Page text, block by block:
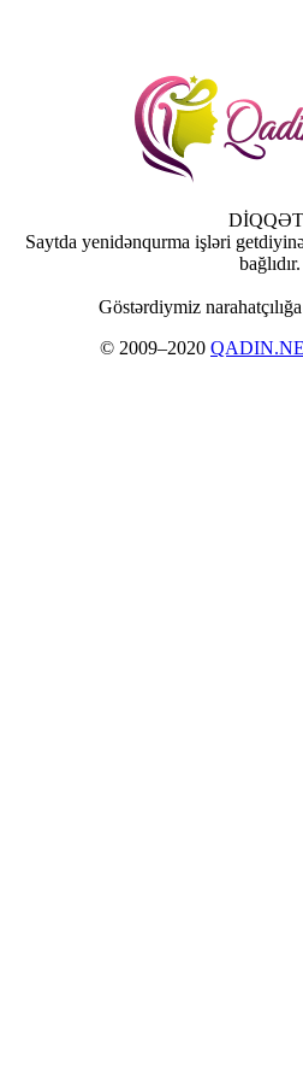
Saytda yenidənqurma işləri
bağlıdır.
Göstərdiymiz
© 2009–2020